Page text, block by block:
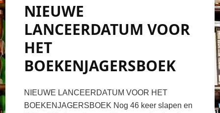
NIEUWE
LANCEERDATUM VOOR
HET
BOEKENJAGERSBOEK
NIEUWE LANCEERDATUM VOOR HET
BOEKENJAGERSBOEK Nog 46 keer slapen en